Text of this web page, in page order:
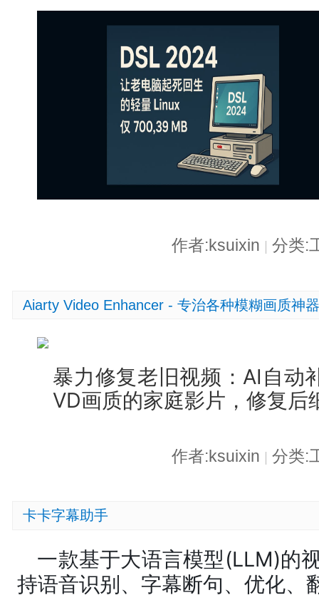
作者:ksuixin 分类:
Aiarty Video Enhancer - 专治各种模糊画质神
暴力修复老旧视频：AI自动
VD画质的家庭影片，修复后
作者:ksuixin 分类:
卡卡字幕助手
一款基于大语言模型(LLM)的
持语音识别、字幕断句、优化、